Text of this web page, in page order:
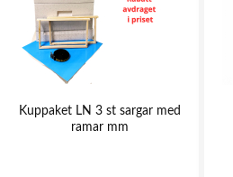
Kuppaket LN 3 st sargar med
ramar mm